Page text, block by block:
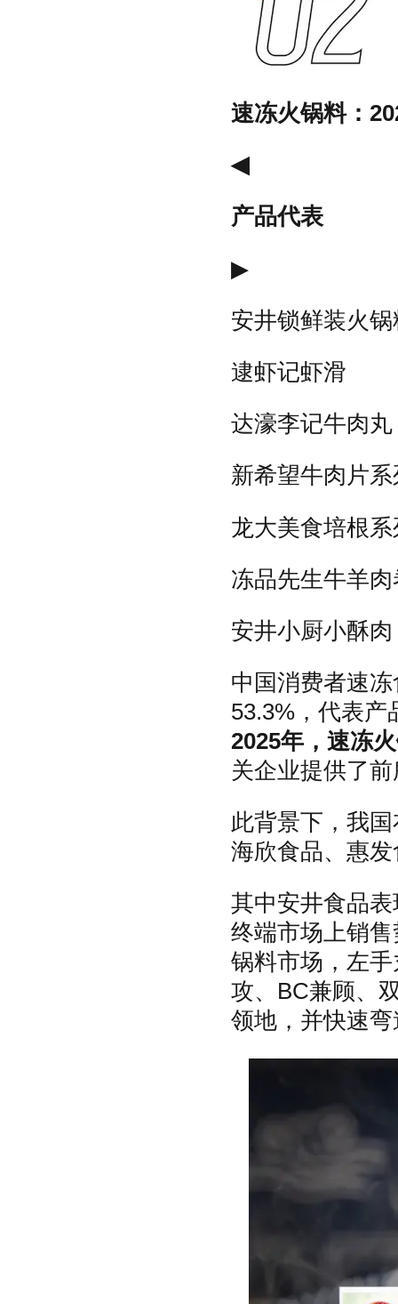
速冻火锅料：
◀
产品代表
▶
安井锁鲜装火锅
逮虾记虾滑
达濠李记牛肉丸
新希望牛肉片
龙大美食培根系
冻品先生牛羊肉
安井小厨小酥肉
中国消费者速
53.3%，代表产
2025年，速冻
关企业提供了
此背景下，我
海欣食品、惠发
其中安井食品
终端市场上销
锅料市场，左
攻、BC兼顾、
领地，并快速